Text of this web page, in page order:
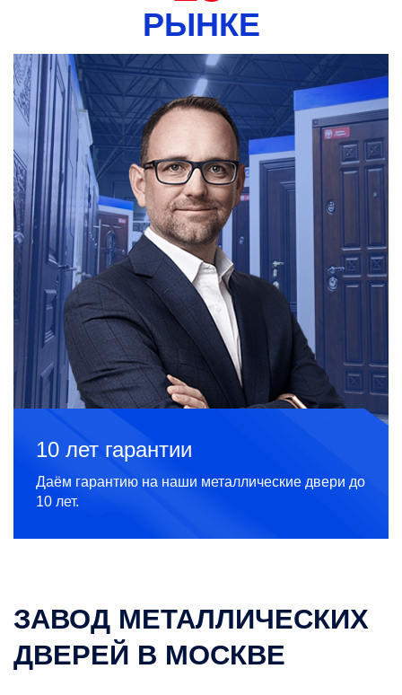
РЫНКЕ
10 лет гарантии
Даём гарантию на наши металлические двери до
10 лет.
ЗАВОД МЕТАЛЛИЧЕСКИХ
ДВЕРЕЙ В МОСКВЕ